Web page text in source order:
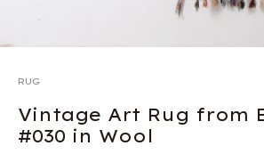
RUG
Vintage Art Rug from
#030 in Wool